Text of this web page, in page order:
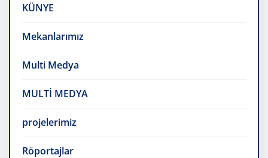
KÜNYE
Mekanlarımız
Multi Medya
MULTİ MEDYA
projelerimiz
Röportajlar